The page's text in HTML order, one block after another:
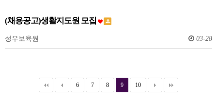
(채용공고)생활지도원 모집
성우보육원 03-28
6 7 8 9 10